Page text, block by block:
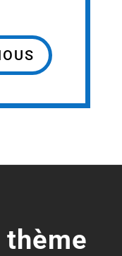
thème